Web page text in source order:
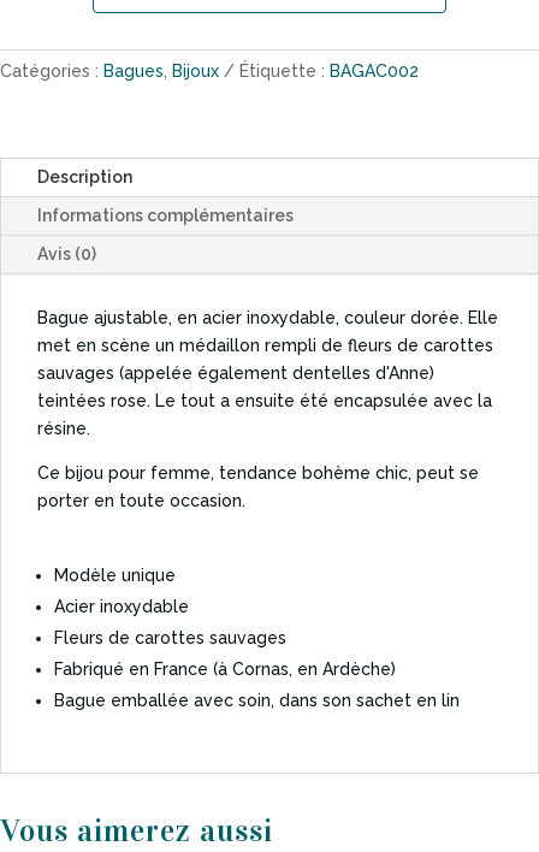
Catégories : Bagues, Bijoux Étiquette : BAGAC002
Description
Informations complémentaires
Avis (0)
Bague ajustable, en acier inoxydable, couleur dorée. Elle
met en scène un médaillon rempli de fleurs de carottes
sauvages (appelée également dentelles d'Anne)
teintées rose. Le tout a ensuite été encapsulée avec la
résine.
Ce bijou pour femme, tendance bohème chic, peut se
porter en toute occasion.
Modèle unique
Acier inoxydable
Fleurs de carottes sauvages
Fabriqué en France (à Cornas, en Ardèche)
Bague emballée avec soin, dans son sachet en lin
Produits similaires